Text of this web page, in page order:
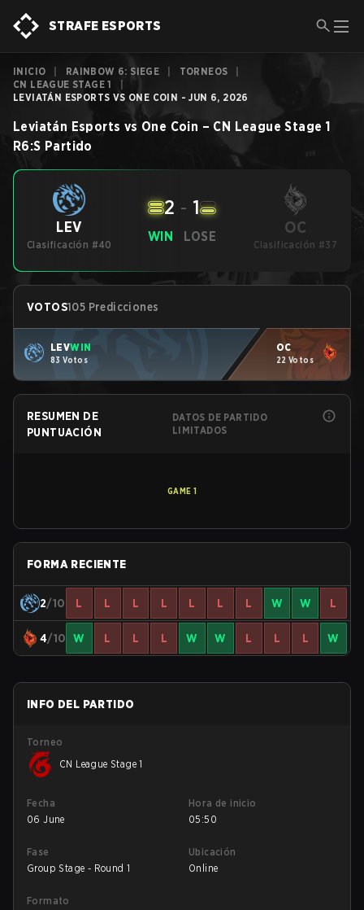
STRAFE ESPORTS
INICIO RAINBOW 6: SIEGE TORNEOS
CN LEAGUE STAGE 1
LEVIATÁN ESPORTS VS ONE COIN - JUN 6, 2026
Leviatán Esports vs One Coin – CN League Stage 1
R6:S Partido
LEV
Clasificación #40
WIN
2 - 1
LOSE OC
Clasificación #37
VOTOS105 Predicciones
LEVWIN
83 Votos
OC
22 Votos
RESUMEN DE
PUNTUACIÓN
DATOS DE PARTIDO
LIMITADOS
GAME 1
FORMA RECIENTE
2/10 L L L L L L L W W L
4/10 W L L L W W L L L W
INFO DEL PARTIDO
Torneo
CN League Stage 1
Fecha
06 June
Hora de inicio
05:50
Fase
Group Stage - Round 1
Ubicación
Online
Formato